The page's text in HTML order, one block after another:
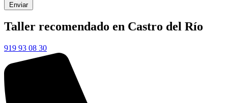
Enviar
Taller recomendado en Castro del Río
919 93 08 30